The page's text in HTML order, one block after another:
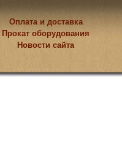
Оплата и доставка
Прокат оборудования
Новости сайта